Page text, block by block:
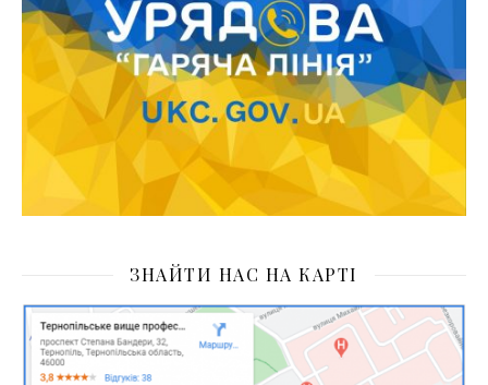
ЗНАЙТИ НАС НА КАРТІ